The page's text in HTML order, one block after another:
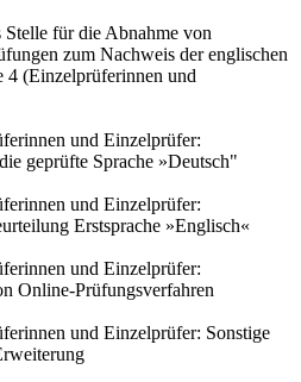
Stelle für die Abnahme von
zum Nachweis der englischen
4 (Einzelprüferinnen und
und Einzelprüfer:
geprüfte Sprache »Deutsch"
und Einzelprüfer:
Erstsprache »Englisch«
und Einzelprüfer:
Online-Prüfungsverfahren
und Einzelprüfer: Sonstige